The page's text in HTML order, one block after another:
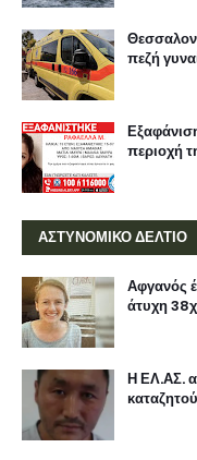
πεζή
περιοχή
ΑΣΤΥΝΟΜΙΚΟ ΔΕΛΤΙΟ
Αφγανός
άτυχη
Η ΕΛ.ΑΣ.